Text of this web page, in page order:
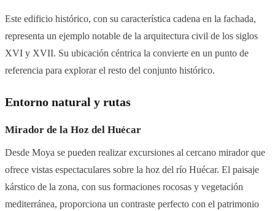
Este edificio histórico, con su característica cadena en la fachada,
representa un ejemplo notable de la arquitectura civil de los siglos
XVI y XVII. Su ubicación céntrica la convierte en un punto de
referencia para explorar el resto del conjunto histórico.
Entorno natural y rutas
Mirador de la Hoz del Huécar
Desde Moya se pueden realizar excursiones al cercano mirador que
ofrece vistas espectaculares sobre la hoz del río Huécar. El paisaje
kárstico de la zona, con sus formaciones rocosas y vegetación
mediterránea, proporciona un contraste perfecto con el patrimonio